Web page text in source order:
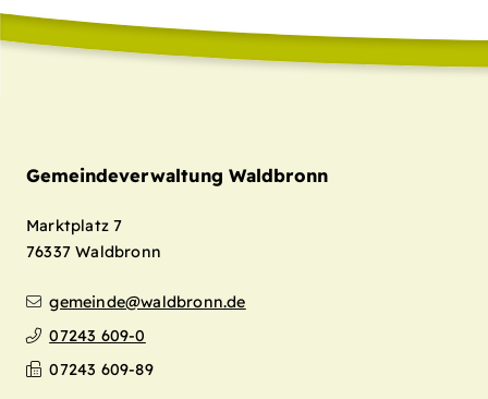
Gemeindeverwaltung Waldbronn
Marktplatz 7
76337 Waldbronn
gemeinde@waldbronn.de
07243 609-0
07243 609-89